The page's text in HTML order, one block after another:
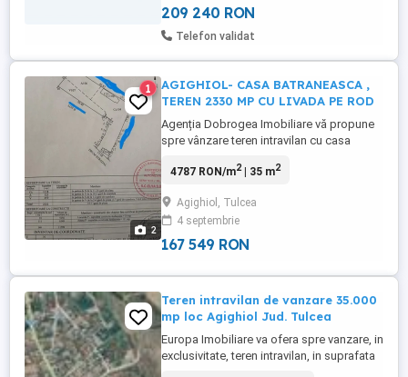
209 240 RON
Telefon validat
2
1
AGIGHIOL- CASA BATRANEASCA ,
TEREN 2330 MP CU LIVADA PE ROD
Agenția Dobrogea Imobiliare vă propune
spre vânzare teren intravilan cu casa
județul Tulcea, cu o suprafață de
Deschidere la drum asfaltat Acces facil
auto Teren plat, ideal pentru construcții
Casa batraneasca demolabila ...
4787 RON/m2| 35 m2
Agighiol, Tulcea
4 septembrie
167 549 RON
Teren intravilan de vanzare 35.000
mp loc Agighiol Jud. Tulcea
Europa Imobiliare va ofera spre vanzare, in
exclusivitate, teren intravilan, in suprafata